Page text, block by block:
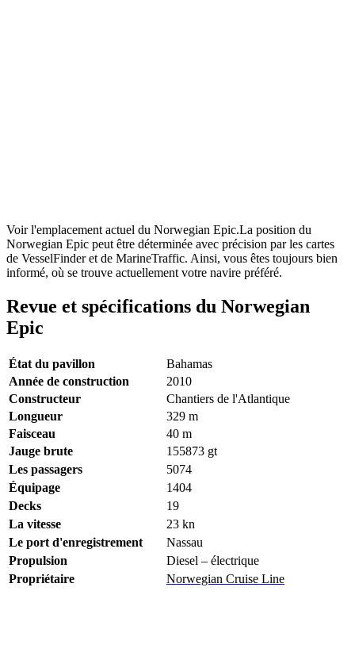
Voir l'emplacement actuel du Norwegian Epic.La position du
Norwegian Epic peut être déterminée avec précision par les cartes
de VesselFinder et de MarineTraffic. Ainsi, vous êtes toujours bien
informé, où se trouve actuellement votre navire préféré.
Revue et spécifications du Norwegian
Epic
État du pavillon
Bahamas
Année de construction
2010
Constructeur
Chantiers de l'Atlantique
Longueur
329 m
Faisceau
40 m
Jauge brute
155873 gt
Les passagers
5074
Équipage
1404
Decks
19
La vitesse
23 kn
Le port d'enregistrement
Nassau
Propulsion
Diesel – électrique
Propriétaire
Norwegian Cruise Line